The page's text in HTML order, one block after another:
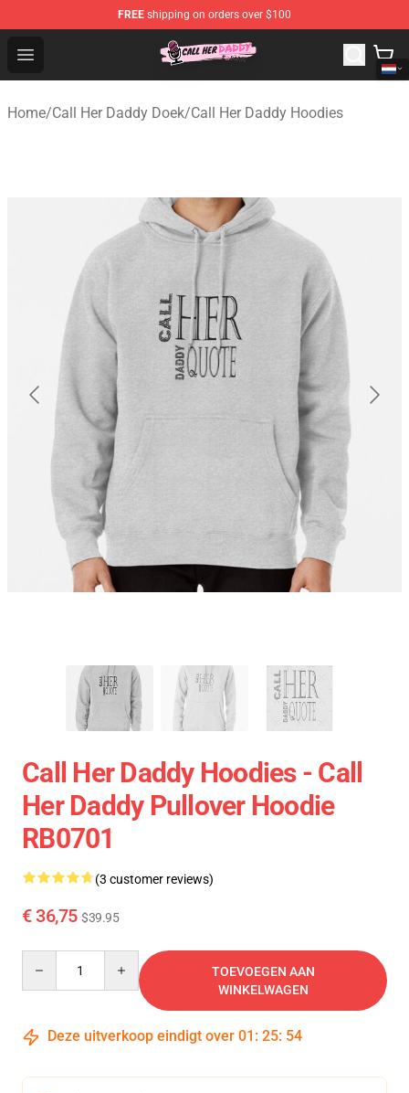
FREE shipping on orders over $100
Open menu
Call Her Daddy Store - Official Call Her Daddy
Home/Call Her Daddy Doek/Call Her Daddy Hoodies
Call Her Daddy Hoodies - Call
Her Daddy Pullover Hoodie
RB0701
(3 customer reviews)
€ 36,75 $39.95
TOEVOEGEN AAN
WINKELWAGEN
Deze uitverkoop eindigt over 01 : 25: 54